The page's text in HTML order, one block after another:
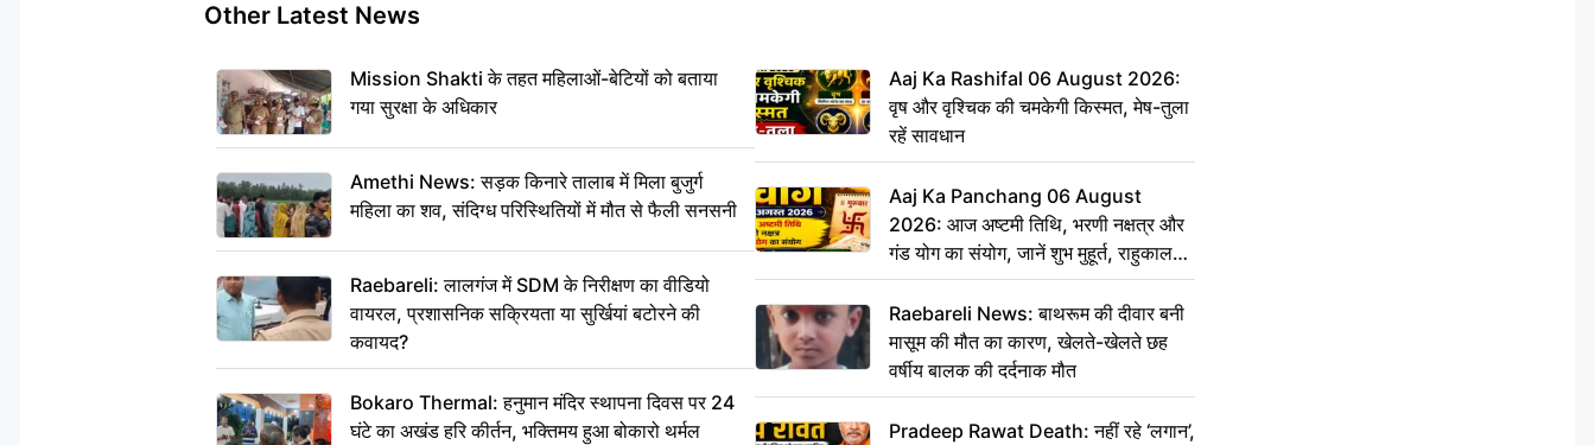
Other Latest News
Mission Shakti के तहत महिलाओं-बेटियों को बताया
गया सुरक्षा के अधिकार
Amethi News: सड़क किनारे तालाब में मिला बुजुर्ग
महिला का शव, संदिग्ध परिस्थितियों में मौत से फैली सनसनी
Raebareli: लालगंज में SDM के निरीक्षण का वीडियो
वायरल, प्रशासनिक सक्रियता या सुर्खियां बटोरने की
कवायद?
Bokaro Thermal: हनुमान मंदिर स्थापना दिवस पर 24
घंटे का अखंड हरि कीर्तन, भक्तिमय हुआ बोकारो थर्मल
Aaj Ka Rashifal 06 August 2026:
वृष और वृश्चिक की चमकेगी किस्मत, मेष-तुला
रहें सावधान
Aaj Ka Panchang 06 August
2026: आज अष्टमी तिथि, भरणी नक्षत्र और
गंड योग का संयोग, जानें शुभ मुहूर्त, राहुकाल
और दिनभर का पंचांग
Raebareli News: बाथरूम की दीवार बनी
मासूम की मौत का कारण, खेलते-खेलते छह
वर्षीय बालक की दर्दनाक मौत
Pradeep Rawat Death: नहीं रहे ‘लगान’,